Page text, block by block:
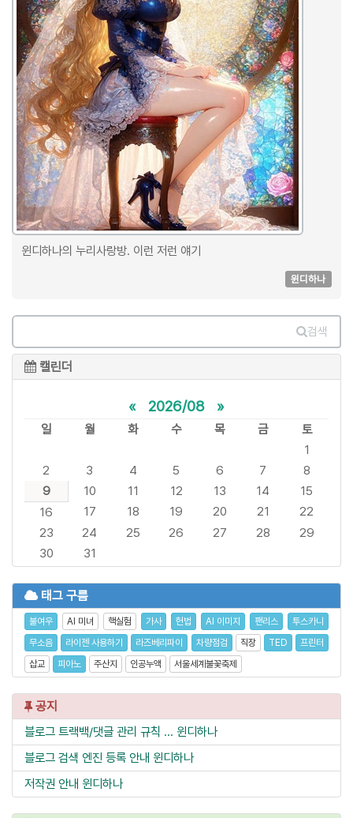
윈디하나의 누리사랑방. 이런 저런 얘기
윈디하나
검색
캘린더
« 2026/08 »
일 월 화 수 목 금
토
1
2
3 4 5 6 7
8
9
10 11 12 13 14
15
16
17 18 19 20 21
22
23
24 25 26 27 28
29
30
31
태그 구름
불여우 AI 미녀 핵실험 가사 헌법 AI 이미지 팬리스
투스카니
무소음
라이젠 사용하기 라즈베리파이 차량점검 직장 TED
프린터
삽교
피아노 주산지 인공누액 서울세계불꽃축제
공지
블로그 트랙백/댓글 관리 규칙 ... 윈디하나
블로그 검색 엔진 등록 안내 윈디하나
저작권 안내 윈디하나